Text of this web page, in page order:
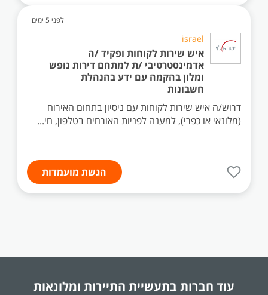
לפני 5 ימים
israel
איש שירות לקוחות ופקיד /ה
אדמינסטרטיבי /ת למתחם דירות נופש
ומלון בהקמה עם ידע בהנהלת
חשבונות
דרוש/ה איש שירות לקוחות עם ניסיון בתחום האירוח
(מלונאי או כפרי), למענה לפניות האורחים בטלפון, חי...
הגשת מועמדות
עוד חברות בתעשיית התיירות ומלונאות